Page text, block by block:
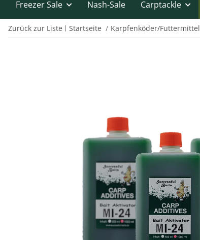
Freezer Sale Nash-Sale Carptackle
Zurück zur Liste Startseite Karpfenköder/Futtermittel